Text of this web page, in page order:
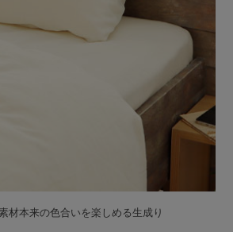
材本来の色合いを楽しめる生成り